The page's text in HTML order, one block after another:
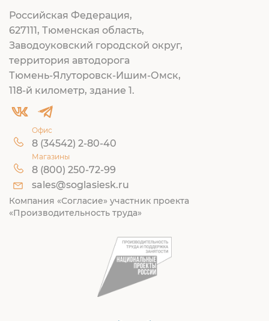
Российская Федерация,
627111, Тюменская область,
Заводоуковский городской округ,
территория автодорога
Тюмень-Ялуторовск-Ишим-Омск,
118-й километр, здание 1.
Офис
8 (34542) 2-80-40
Магазины
8 (800) 250-72-99
sales@soglasiesk.ru
Компания «Согласие» участник проекта
«Производительность труда»